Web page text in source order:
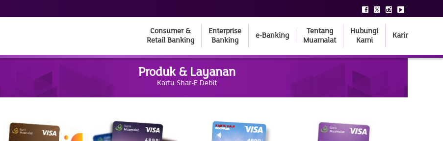
Consumer &
Retail Banking
Enterprise
Banking
e-Banking
Tentang
Muamalat
Hubungi
Kami
Karir
Produk & Layanan
Kartu Shar-E Debit